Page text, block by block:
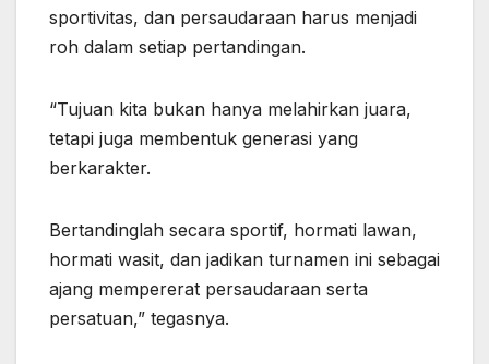
sportivitas, dan persaudaraan harus menjadi
roh dalam setiap pertandingan.
“Tujuan kita bukan hanya melahirkan juara,
tetapi juga membentuk generasi yang
berkarakter.
Bertandinglah secara sportif, hormati lawan,
hormati wasit, dan jadikan turnamen ini sebagai
ajang mempererat persaudaraan serta
persatuan,” tegasnya.